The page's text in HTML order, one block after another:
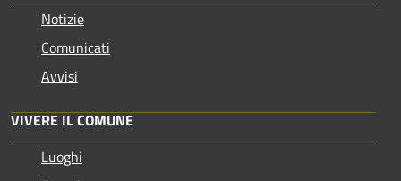
Notizie
Comunicati
Avvisi
VIVERE IL COMUNE
Luoghi